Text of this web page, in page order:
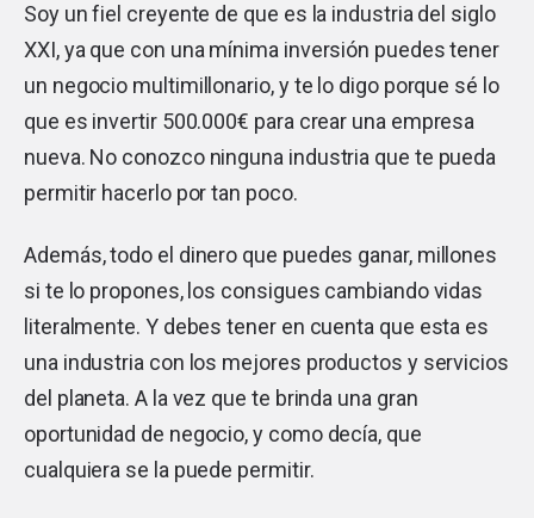
Soy un fiel creyente de que es la industria del siglo
XXI, ya que con una mínima inversión puedes tener
un negocio multimillonario, y te lo digo porque sé lo
que es invertir 500.000€ para crear una empresa
nueva. No conozco ninguna industria que te pueda
permitir hacerlo por tan poco.
Además, todo el dinero que puedes ganar, millones
si te lo propones, los consigues cambiando vidas
literalmente. Y debes tener en cuenta que esta es
una industria con los mejores productos y servicios
del planeta. A la vez que te brinda una gran
oportunidad de negocio, y como decía, que
cualquiera se la puede permitir.